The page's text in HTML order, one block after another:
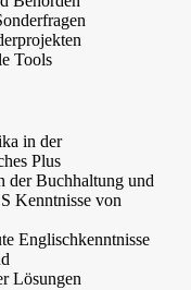
Tools
in der
Plus
der Buchhaltung und
Kenntnisse von
Englischkenntnisse
Lösungen